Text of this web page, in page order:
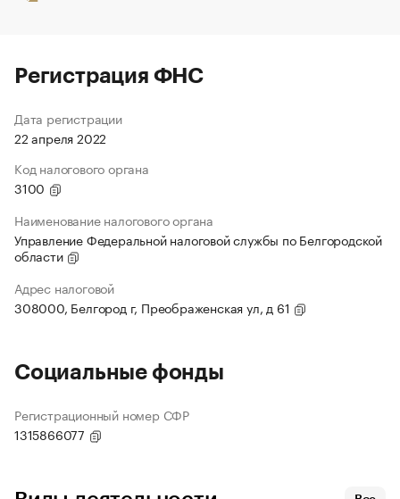
Регистрация ФНС
Дата регистрации
22 апреля 2022
Код налогового органа
3100
Наименование налогового органа
Управление Федеральной налоговой службы по Белгородской
области
Адрес налоговой
308000, Белгород г, Преображенская ул, д 61
Социальные фонды
Регистрационный номер СФР
1315866077